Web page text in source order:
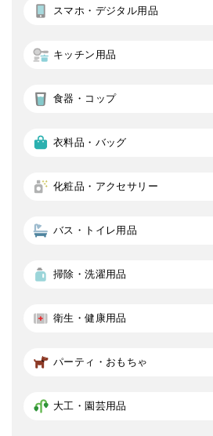
スマホ・デジタル用品
キッチン用品
食器・コップ
衣料品・バッグ
化粧品・アクセサリー
バス・トイレ用品
掃除・洗濯用品
衛生・健康用品
パーティ・おもちゃ
大工・園芸用品